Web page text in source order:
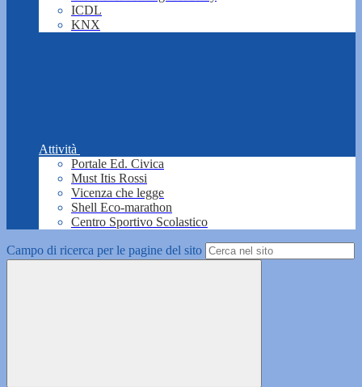
ICDL
KNX
Attività
Portale Ed. Civica
Must Itis Rossi
Vicenza che legge
Shell Eco-marathon
Centro Sportivo Scolastico
Campo di ricerca per le pagine del sito